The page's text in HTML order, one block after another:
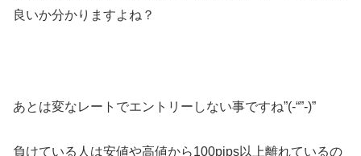
良いか分かりますよね？
あとは変なレートでエントリーしない事ですね”(-“”-)”
負けている人は安値や高値から100pips以上離れているの